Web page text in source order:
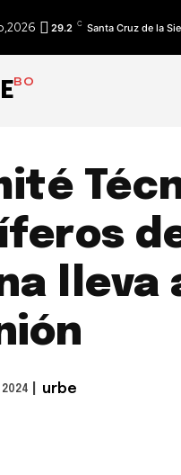
29.2 C Santa Cruz de la
BO
lleva
urbe